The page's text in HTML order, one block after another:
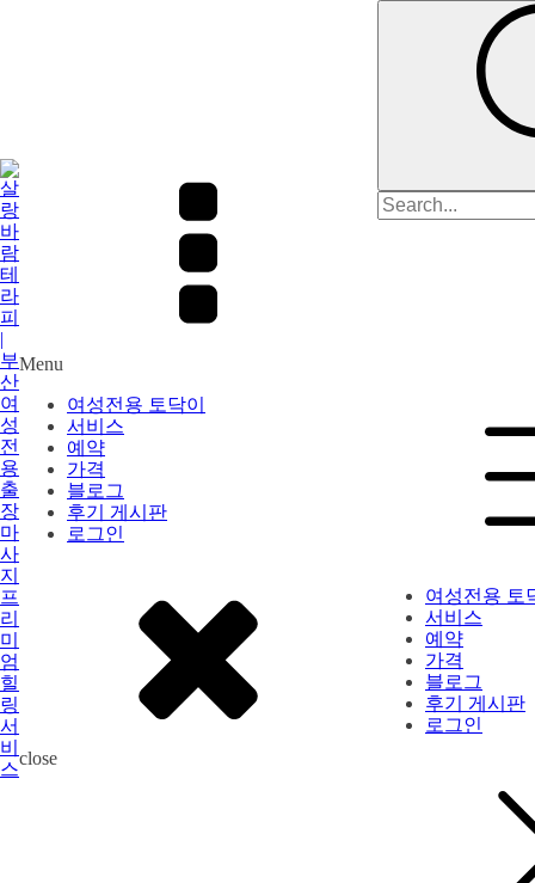
Menu
여성전용 토닥이
서비스
예약
가격
블로그
후기 게시판
로그인
close
검
색:
여성전용 토
서비스
예약
가격
블로그
후기 게시판
로그인